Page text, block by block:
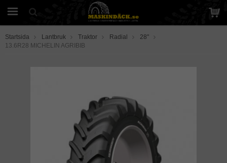
Startsida Lantbruk Traktor Radial
28"
13.6R28 MICHELIN AGRIBIB